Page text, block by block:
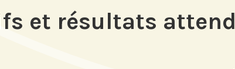
et résultats